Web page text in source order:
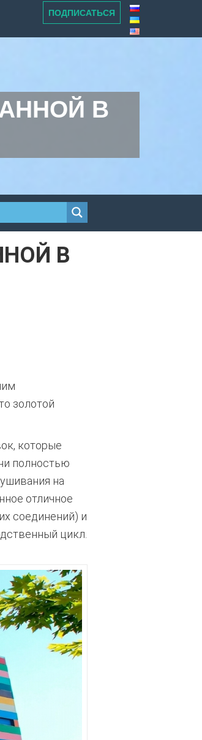
ПОДПИСАТЬСЯ
В
В
золотой
которые
полностью
на
отличное
соединений) и
цикл.